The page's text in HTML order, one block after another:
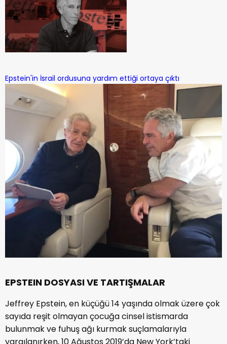
Epstein'in İsrail ordusuna yardım ettiği ortaya çıktı
EPSTEIN DOSYASI VE TARTIŞMALAR
Jeffrey Epstein, en küçüğü 14 yaşında olmak üzere çok
sayıda reşit olmayan çocuğa cinsel istismarda
bulunmak ve fuhuş ağı kurmak suçlamalarıyla
yargılanırken, 10 Ağustos 2019’da New York’taki